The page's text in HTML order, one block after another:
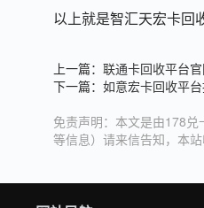
以上就是智汇天宏卡回
上一篇： 联通卡回收平台
下一篇： 如意宏卡回收平
免责声明：本文是由178
等信息）请来信告知，本